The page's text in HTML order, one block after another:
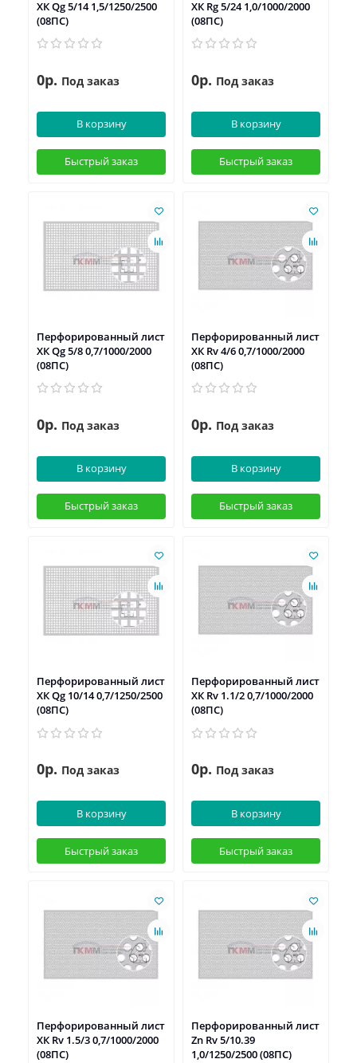
ХК Qg 5/14 1,5/1250/2500
(08ПС)
0р. Под заказ
В корзину
Быстрый заказ
ХК Rg 5/24 1,0/1000/2000
(08ПС)
0р. Под заказ
В корзину
Быстрый заказ
Перфорированный лист
ХК Qg 5/8 0,7/1000/2000
(08ПС)
0р. Под заказ
В корзину
Быстрый заказ
Перфорированный лист
ХК Rv 4/6 0,7/1000/2000
(08ПС)
0р. Под заказ
В корзину
Быстрый заказ
Перфорированный лист
ХК Qg 10/14 0,7/1250/2500
(08ПС)
0р. Под заказ
В корзину
Быстрый заказ
Перфорированный лист
ХК Rv 1.1/2 0,7/1000/2000
(08ПС)
0р. Под заказ
В корзину
Быстрый заказ
Перфорированный лист
ХК Rv 1.5/3 0,7/1000/2000
(08ПС)
Перфорированный лист
Zn Rv 5/10.39
1,0/1250/2500 (08ПС)